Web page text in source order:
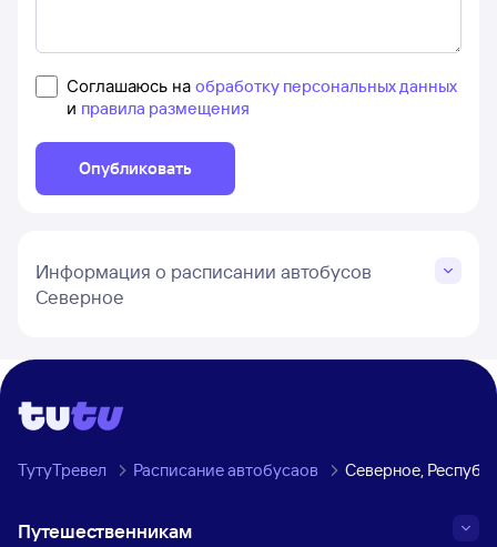
Соглашаюсь на обработку персональных данных
и правила размещения
Опубликовать
Информация о расписании автобусов
Северное
ТутуТревел Расписание автобусаов Северное,
Путешественникам